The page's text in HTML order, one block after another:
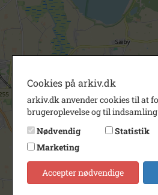
Cookies på arkiv.dk
arkiv.dk anvender cookies til at
brugeroplevelse og til
Nødvendig
Statistik
Marketing
Accepter nødvendige